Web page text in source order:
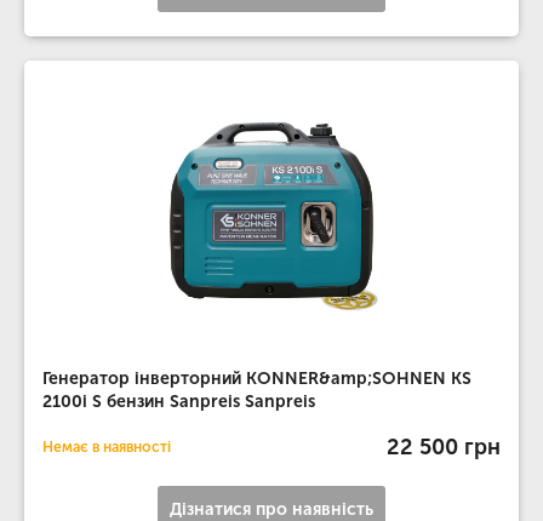
Генератор інверторний KONNER&amp;SOHNEN KS
2100i S бензин Sanpreis Sanpreis
Немає в наявності 22 500 грн
Дізнатися про наявність